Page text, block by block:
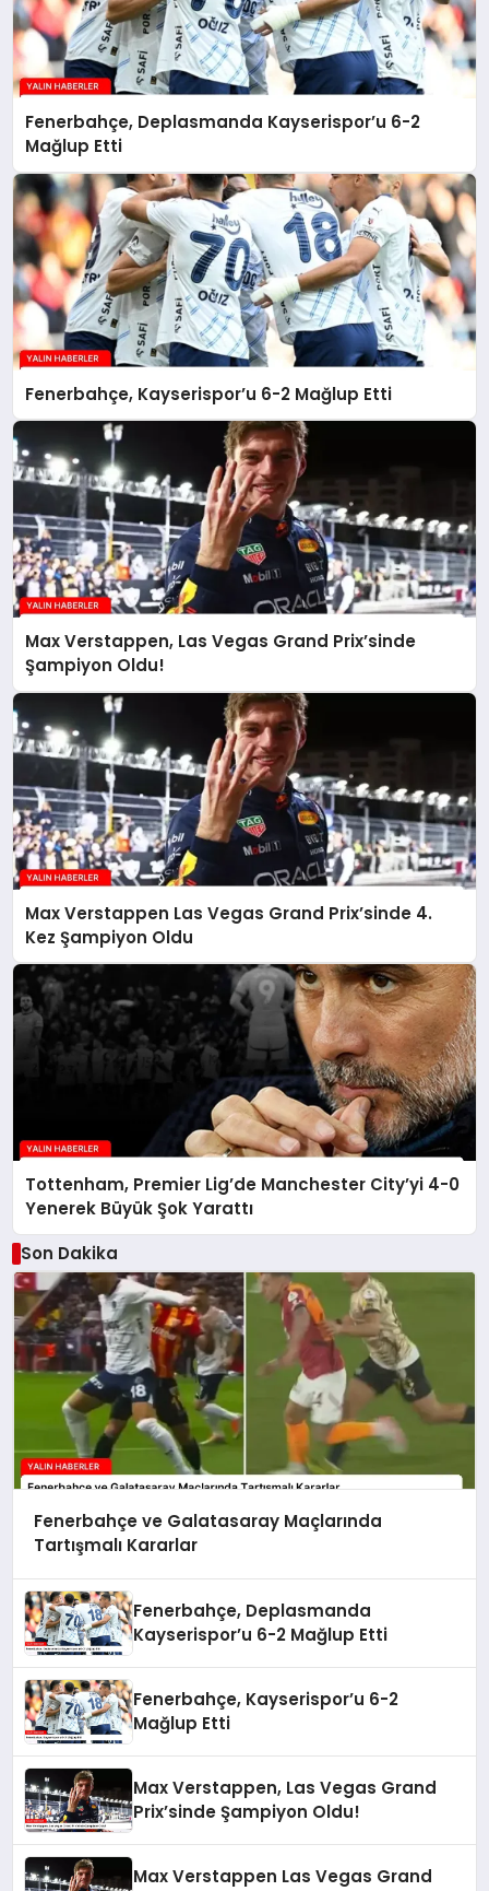
Fenerbahçe, Deplasmanda Kayserispor’u 6-2
Mağlup Etti
Fenerbahçe, Kayserispor’u 6-2 Mağlup Etti
Max Verstappen, Las Vegas Grand Prix’sinde
Şampiyon Oldu!
Max Verstappen Las Vegas Grand Prix’sinde 4.
Kez Şampiyon Oldu
Tottenham, Premier Lig’de Manchester City’yi 4-0
Yenerek Büyük Şok Yarattı
Son Dakika
Fenerbahçe ve Galatasaray Maçlarında
Tartışmalı Kararlar
Fenerbahçe, Deplasmanda
Kayserispor’u 6-2 Mağlup Etti
Fenerbahçe, Kayserispor’u 6-2
Mağlup Etti
Max Verstappen, Las Vegas Grand
Prix’sinde Şampiyon Oldu!
Max Verstappen Las Vegas Grand